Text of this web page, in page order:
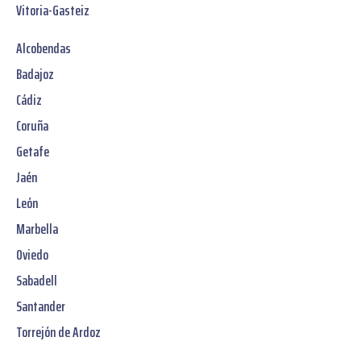
Vitoria-Gasteiz
Alcobendas
Badajoz
Cádiz
Coruña
Getafe
Jaén
León
Marbella
Oviedo
Sabadell
Santander
Torrejón de Ardoz